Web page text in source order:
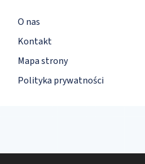
O nas
Kontakt
Mapa strony
Polityka prywatności